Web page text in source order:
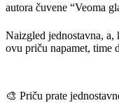
autora čuvene “Veoma
Naizgled jednostavna,
ovu priču napamet, time
🎨 Priču prate